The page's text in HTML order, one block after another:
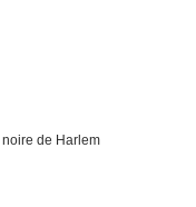
de Harlem